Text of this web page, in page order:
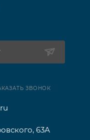
ЗВОНОК
63А